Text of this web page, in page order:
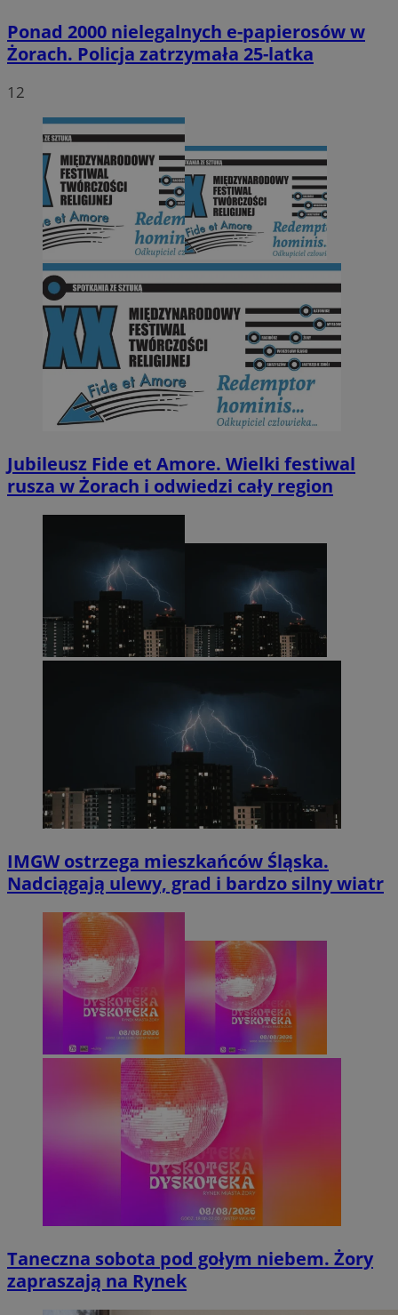
Ponad 2000 nielegalnych e-papierosów w
Żorach. Policja zatrzymała 25-latka
12
Jubileusz Fide et Amore. Wielki festiwal
rusza w Żorach i odwiedzi cały region
IMGW ostrzega mieszkańców Śląska.
Nadciągają ulewy, grad i bardzo silny wiatr
Taneczna sobota pod gołym niebem. Żory
zapraszają na Rynek